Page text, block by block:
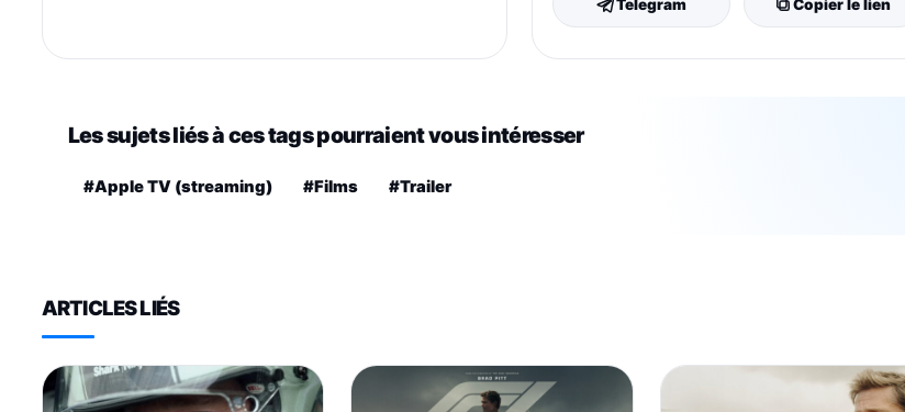
Telegram Copier le lien
Les sujets liés à ces tags pourraient vous intéresser
#Apple TV (streaming) #Films #Trailer
ARTICLES LIÉS